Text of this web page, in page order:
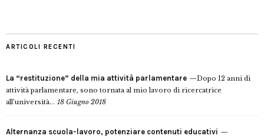
ARTICOLI RECENTI
La “restituzione” della mia attività parlamentare
Dopo 12 anni di
attività parlamentare, sono tornata al mio lavoro di ricercatrice
all’università... 18 Giugno 2018
Alternanza scuola-lavoro, potenziare contenuti educativi